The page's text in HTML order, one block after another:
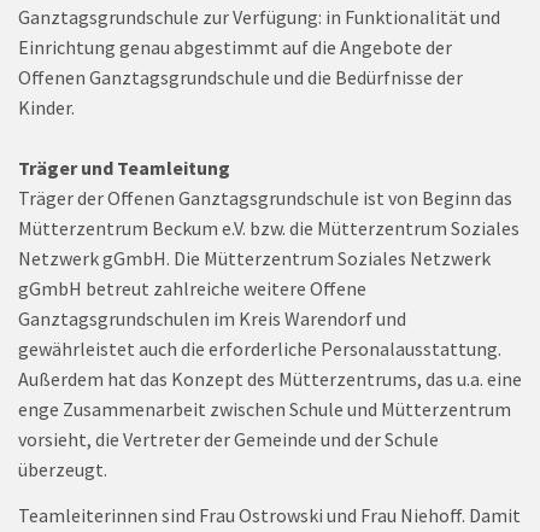
Ganztagsgrundschule zur Verfügung: in Funktionalität und
Einrichtung genau abgestimmt auf die Angebote der
Offenen Ganztagsgrundschule und die Bedürfnisse der
Kinder.
Träger und Teamleitung
Träger der Offenen Ganztagsgrundschule ist von Beginn das
Mütterzentrum Beckum e.V. bzw. die Mütterzentrum Soziales
Netzwerk gGmbH. Die Mütterzentrum Soziales Netzwerk
gGmbH betreut zahlreiche weitere Offene
Ganztagsgrundschulen im Kreis Warendorf und
gewährleistet auch die erforderliche Personalausstattung.
Außerdem hat das Konzept des Mütterzentrums, das u.a. eine
enge Zusammenarbeit zwischen Schule und Mütterzentrum
vorsieht, die Vertreter der Gemeinde und der Schule
überzeugt.
Teamleiterinnen sind Frau Ostrowski und Frau Niehoff. Damit